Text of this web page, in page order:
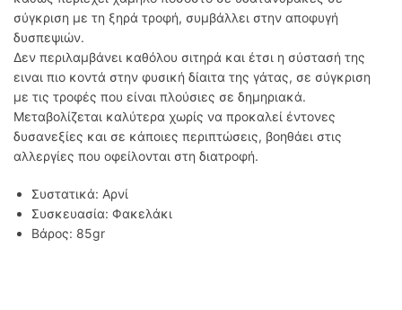
σύγκριση με τη ξηρά τροφή, συμβάλλει στην αποφυγή
δυσπεψιών.
Δεν περιλαμβάνει καθόλου σιτηρά και έτσι η σύστασή της
ειναι πιο κοντά στην φυσική δίαιτα της γάτας, σε σύγκριση
με τις τροφές που είναι πλούσιες σε δημηριακά.
Mεταβολίζεται καλύτερα χωρίς να προκαλεί έντονες
δυσανεξίες και σε κάποιες περιπτώσεις, βοηθάει στις
αλλεργίες που οφείλονται στη διατροφή.
Συστατικά: Αρνί
Συσκευασία: Φακελάκι
Βάρος: 85gr